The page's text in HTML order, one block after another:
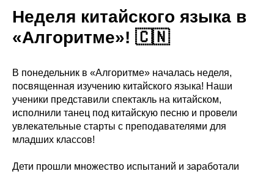
Неделя китайского языка в
«Алгоритме»! 🇨🇳
В понедельник в «Алгоритме» началась неделя,
посвященная изучению китайского языка! Наши
ученики представили спектакль на китайском,
исполнили танец под китайскую песню и провели
увлекательные старты с преподавателями для
младших классов!
Дети прошли множество испытаний и заработали